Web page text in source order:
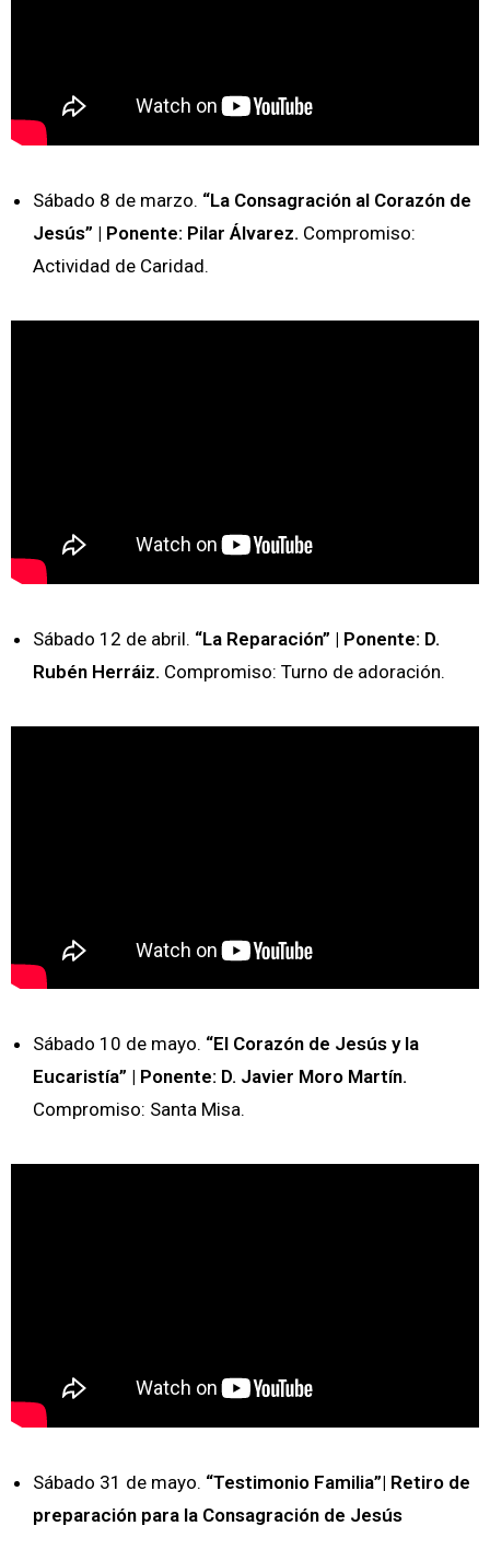
Sábado 8 de marzo. “La Consagración al Corazón de
Jesús” | Ponente: Pilar Álvarez. Compromiso:
Actividad de Caridad.
Sábado 12 de abril. “La Reparación” | Ponente: D.
Rubén Herráiz. Compromiso: Turno de adoración.
Sábado 10 de mayo. “El Corazón de Jesús y la
Eucaristía” | Ponente: D. Javier Moro Martín.
Compromiso: Santa Misa.
Sábado 31 de mayo. “Testimonio Familia”| Retiro de
preparación para la Consagración de Jesús